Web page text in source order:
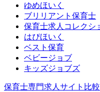
ゆめほいく
ブリリアント保育士
保育士求人コレクシ
はぴほいく
ベスト保育
ベビージョブ
キッズジョブズ
保育士専門求人サイト比較